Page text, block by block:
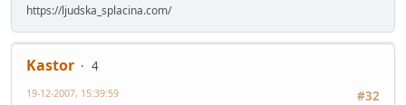
https://ljudska_splacina.com/
Kastor
4
#32
19-12-2007, 15:39:59